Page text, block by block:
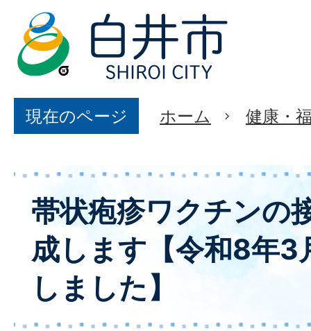
現在のページ ホーム 健康・
帯状疱疹ワクチンの
成します【令和8年3
しました】